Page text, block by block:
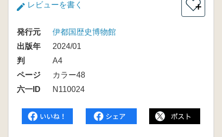
レビューを書く ＋
発行元
伊都国歴史博物館
出版年
2024/01
判
A4
ページ
カラー48
六一ID
N110024